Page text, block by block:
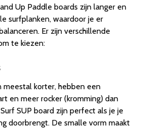
Up Paddle boards zijn langer en
surfplanken, waardoor je er
Er zijn verschillende
te kiezen:
meestal korter, hebben een
en meer rocker (kromming) dan
SUP board zijn perfect als je je
doorbrengt. De smalle vorm maakt